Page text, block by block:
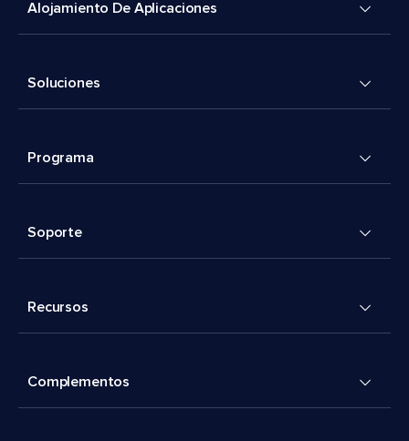
Alojamiento De Aplicaciones
Soluciones
Programa
Soporte
Recursos
Complementos